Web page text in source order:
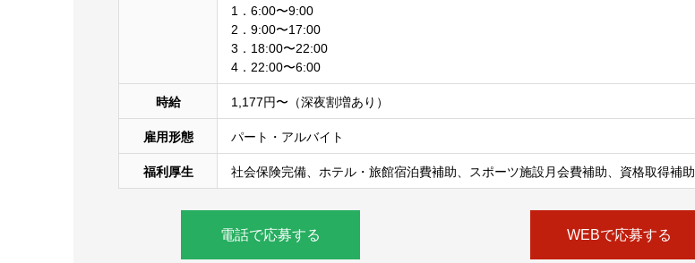
1．6:00〜9:00
2．9:00〜17:00
3．18:00〜22:00
4．22:00〜6:00
時給 1,177円〜（深夜割増あり）
雇用形態 パート・アルバイト
福利厚生 社会保険完備、ホテル・旅館宿泊費補助、スポーツ施設月会費補助、資格取得補助
電話で応募する WEBで応募する